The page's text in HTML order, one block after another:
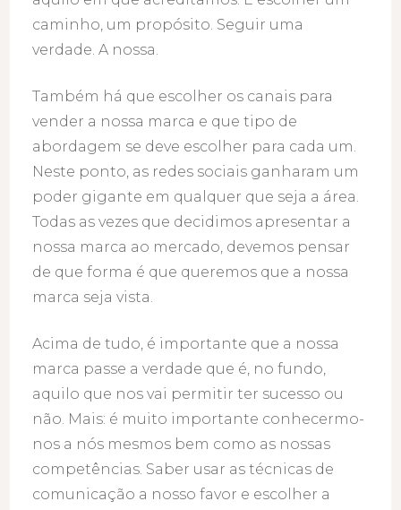
caminho, um propósito. Seguir uma
verdade. A nossa.
Também há que escolher os canais para
vender a nossa marca e que tipo de
abordagem se deve escolher para cada um.
Neste ponto, as redes sociais ganharam um
poder gigante em qualquer que seja a área.
Todas as vezes que decidimos apresentar a
nossa marca ao mercado, devemos pensar
de que forma é que queremos que a nossa
marca seja vista.
Acima de tudo, é importante que a nossa
marca passe a verdade que é, no fundo,
aquilo que nos vai permitir ter sucesso ou
não. Mais: é muito importante conhecermo-
nos a nós mesmos bem como as nossas
competências. Saber usar as técnicas de
comunicação a nosso favor e escolher a